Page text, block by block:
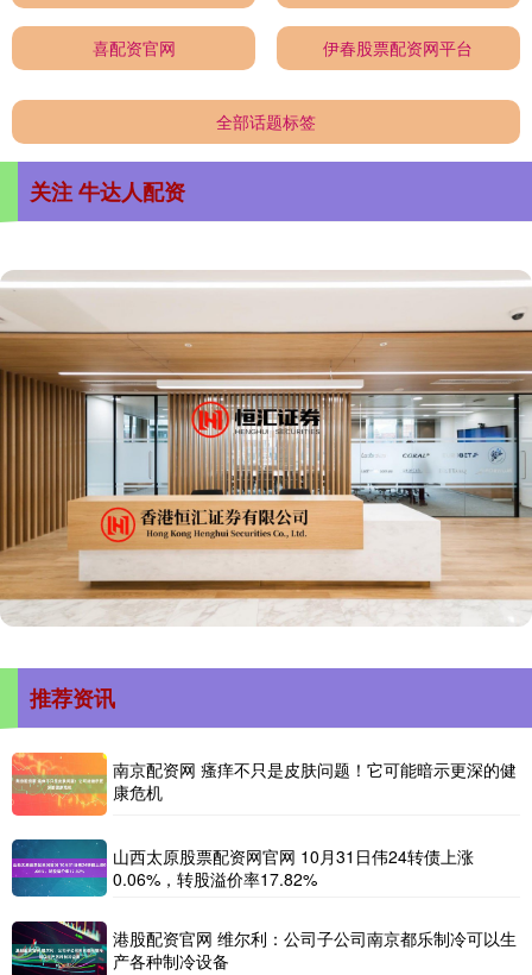
喜配资官网 伊春股票配资网平台
全部话题标签
关注 牛达人配资
推荐资讯
南京配资网 瘙痒不只是皮肤问题！它可能暗示更深的健
康危机
山西太原股票配资网官网 10月31日伟24转债上涨
0.06%，转股溢价率17.82%
港股配资官网 维尔利：公司子公司南京都乐制冷可以生
产各种制冷设备